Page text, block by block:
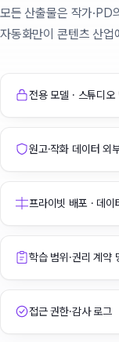
모든 산출물은 작가·PD
자동화만이 콘텐츠 산업
전용 모델 · 스튜디오
원고·작화 데이터 외
프라이빗 배포 · 데이
학습 범위·권리 계약
접근 권한·감사 로그